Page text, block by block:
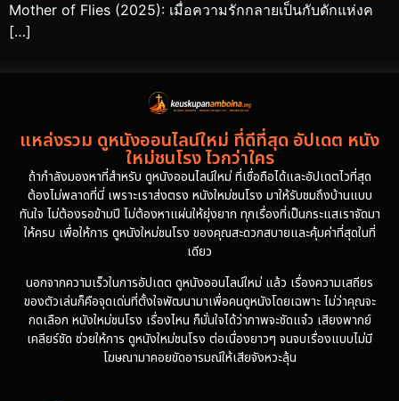
Mother of Flies (2025): เมื่อความรักกลายเป็นกับดักแห่งค
[…]
แหล่งรวม ดูหนังออนไลน์ใหม่ ที่ดีที่สุด อัปเดต หนัง
ใหม่ชนโรง ไวกว่าใคร
ถ้ากำลังมองหาที่สำหรับ ดูหนังออนไลน์ใหม่ ที่เชื่อถือได้และอัปเดตไวที่สุด
ต้องไม่พลาดที่นี่ เพราะเราส่งตรง หนังใหม่ชนโรง มาให้รับชมถึงบ้านแบบ
ทันใจ ไม่ต้องรอข้ามปี ไม่ต้องหาแผ่นให้ยุ่งยาก ทุกเรื่องที่เป็นกระแสเราจัดมา
ให้ครบ เพื่อให้การ ดูหนังใหม่ชนโรง ของคุณสะดวกสบายและคุ้มค่าที่สุดในที่
เดียว
นอกจากความเร็วในการอัปเดต ดูหนังออนไลน์ใหม่ แล้ว เรื่องความเสถียร
ของตัวเล่นก็คือจุดเด่นที่ตั้งใจพัฒนามาเพื่อคนดูหนังโดยเฉพาะ ไม่ว่าคุณจะ
กดเลือก หนังใหม่ชนโรง เรื่องไหน ก็มั่นใจได้ว่าภาพจะชัดแจ๋ว เสียงพากย์
เคลียร์ชัด ช่วยให้การ ดูหนังใหม่ชนโรง ต่อเนื่องยาวๆ จนจบเรื่องแบบไม่มี
โฆษณามาคอยขัดอารมณ์ให้เสียจังหวะลุ้น